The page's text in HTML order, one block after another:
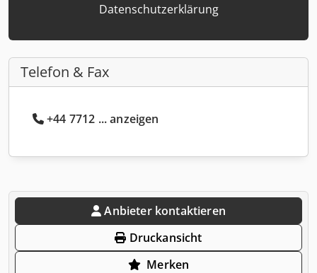
Datenschutzerklärung
Telefon & Fax
+44 7712 ... anzeigen
Anbieter kontaktieren
Druckansicht
Merken